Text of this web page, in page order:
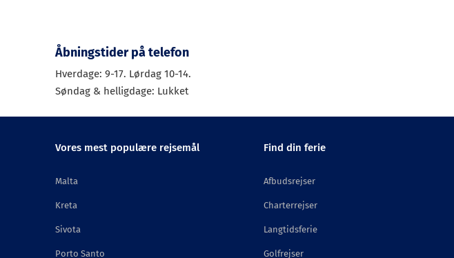
Åbningstider på telefon
Hverdage: 9-17. Lørdag 10-14.
Søndag & helligdage: Lukket
Vores mest populære rejsemål
Malta
Kreta
Sivota
Porto Santo
Find din ferie
Afbudsrejser
Charterrejser
Langtidsferie
Golfrejser